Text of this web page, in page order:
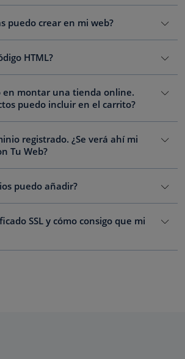
puedo crear en mi web?
HTML?
en montar una tienda online.
puedo incluir en el carrito?
registrado. ¿Se verá ahí mi
Tu Web?
puedo añadir?
SSL y cómo consigo que mi